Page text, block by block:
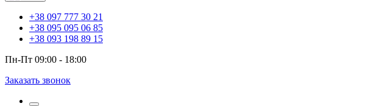
+38 097 777 30 21
+38 095 095 06 85
+38 093 198 89 15
Пн-Пт 09:00 - 18:00
Заказать звонок